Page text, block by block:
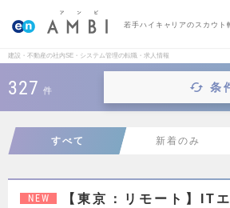
若手ハイキャリアのスカウト
建設・不動産の社内SE・システム管理の転職・求人情報
327 件 条
すべて 新着のみ
NEW
【東京：リモート】IT